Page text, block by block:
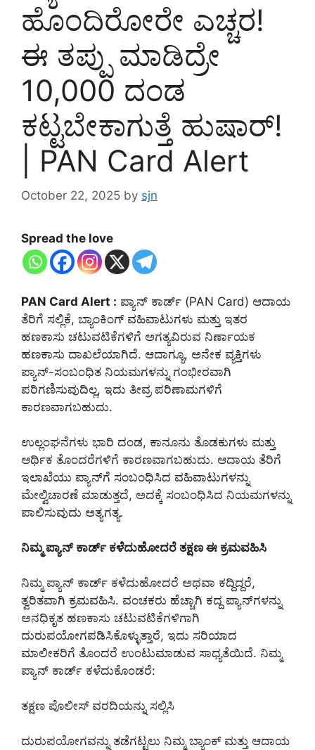
ಹೊಂದಿರೋರೇ ಎಚ್ಚರ!
ಈ ತಪ್ಪು ಮಾಡಿದ್ರೇ
10,000 ದಂಡ
ಕಟ್ಟಬೇಕಾಗುತ್ತೆ ಹುಷಾರ್!
| PAN Card Alert
October 22, 2025 by sjn
Spread the love
PAN Card Alert : ಪ್ಯಾನ್ ಕಾರ್ಡ್ (PAN Card) ಆದಾಯ
ತೆರಿಗೆ ಸಲ್ಲಿಕೆ, ಬ್ಯಾಂಕಿಂಗ್ ವಹಿವಾಟುಗಳು ಮತ್ತು ಇತರ
ಹಣಕಾಸು ಚಟುವಟಿಕೆಗಳಿಗೆ ಅಗತ್ಯವಿರುವ ನಿರ್ಣಾಯಕ
ಹಣಕಾಸು ದಾಖಲೆಯಾಗಿದೆ. ಆದಾಗ್ಯೂ, ಅನೇಕ ವ್ಯಕ್ತಿಗಳು
ಪ್ಯಾನ್-ಸಂಬಂಧಿತ ನಿಯಮಗಳನ್ನು ಗಂಭೀರವಾಗಿ
ಪರಿಗಣಿಸುವುದಿಲ್ಲ, ಇದು ತೀವ್ರ ಪರಿಣಾಮಗಳಿಗೆ
ಕಾರಣವಾಗಬಹುದು.
ಉಲ್ಲಂಘನೆಗಳು ಭಾರಿ ದಂಡ, ಕಾನೂನು ತೊಡಕುಗಳು ಮತ್ತು
ಆರ್ಥಿಕ ತೊಂದರೆಗಳಿಗೆ ಕಾರಣವಾಗಬಹುದು. ಆದಾಯ ತೆರಿಗೆ
ಇಲಾಖೆಯು ಪ್ಯಾನ್‌ಗೆ ಸಂಬಂಧಿಸಿದ ವಹಿವಾಟುಗಳನ್ನು
ಮೇಲ್ವಿಚಾರಣೆ ಮಾಡುತ್ತದೆ, ಅದಕ್ಕೆ ಸಂಬಂಧಿಸಿದ ನಿಯಮಗಳನ್ನು
ಪಾಲಿಸುವುದು ಅತ್ಯಗತ್ಯ.
ನಿಮ್ಮ ಪ್ಯಾನ್ ಕಾರ್ಡ್ ಕಳೆದುಹೋದರೆ ತಕ್ಷಣ ಈ ಕ್ರಮವಹಿಸಿ
ನಿಮ್ಮ ಪ್ಯಾನ್ ಕಾರ್ಡ್ ಕಳೆದುಹೋದರೆ ಅಥವಾ ಕದ್ದಿದ್ದರೆ,
ತ್ವರಿತವಾಗಿ ಕ್ರಮವಹಿಸಿ. ವಂಚಕರು ಹೆಚ್ಚಾಗಿ ಕದ್ದ ಪ್ಯಾನ್‌ಗಳನ್ನು
ಅನಧಿಕೃತ ಹಣಕಾಸು ಚಟುವಟಿಕೆಗಳಿಗಾಗಿ
ದುರುಪಯೋಗಪಡಿಸಿಕೊಳ್ಳುತ್ತಾರೆ, ಇದು ಸರಿಯಾದ
ಮಾಲೀಕರಿಗೆ ತೊಂದರೆ ಉಂಟುಮಾಡುವ ಸಾಧ್ಯತೆಯಿದೆ. ನಿಮ್ಮ
ಪ್ಯಾನ್ ಕಾರ್ಡ್ ಕಳೆದುಕೊಂಡರೆ:
ತಕ್ಷಣ ಪೊಲೀಸ್ ವರದಿಯನ್ನು ಸಲ್ಲಿಸಿ
ದುರುಪಯೋಗವನ್ನು ತಡೆಗಟ್ಟಲು ನಿಮ್ಮ ಬ್ಯಾಂಕ್ ಮತ್ತು ಆದಾಯ